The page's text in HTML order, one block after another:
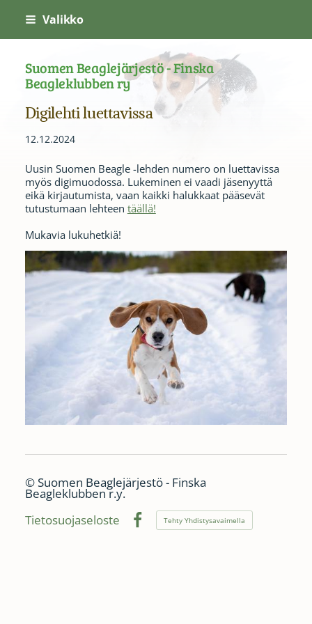
Siirry
sivun
sisältöön
Valikko
Suomen Beaglejärjestö - Finska
Beagleklubben ry
Digilehti luettavissa
12.12.2024
Uusin Suomen Beagle -lehden numero on luettavissa
myös digimuodossa. Lukeminen ei vaadi jäsenyyttä
eikä kirjautumista, vaan kaikki halukkaat pääsevät
tutustumaan lehteen täällä!
Mukavia lukuhetkiä!
©Suomen Beaglejärjestö - Finska
Beagleklubben r.y.
Tietosuojaseloste
Facebook
Tehty Yhdistysavaimella